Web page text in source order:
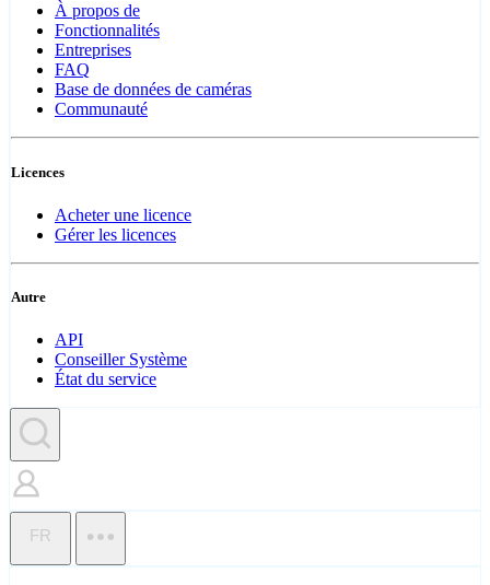
À propos de
Fonctionnalités
Entreprises
FAQ
Base de données de caméras
Communauté
Licences
Acheter une licence
Gérer les licences
Autre
API
Conseiller Système
État du service
FR